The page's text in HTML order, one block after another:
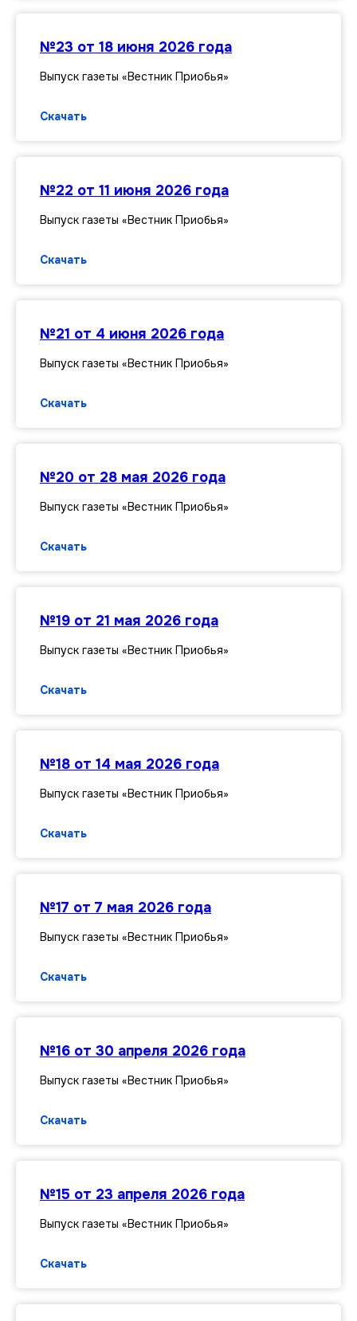
№23 от 18 июня 2026 года
Выпуск газеты «Вестник Приобья»
Скачать
№22 от 11 июня 2026 года
Выпуск газеты «Вестник Приобья»
Скачать
№21 от 4 июня 2026 года
Выпуск газеты «Вестник Приобья»
Скачать
№20 от 28 мая 2026 года
Выпуск газеты «Вестник Приобья»
Скачать
№19 от 21 мая 2026 года
Выпуск газеты «Вестник Приобья»
Скачать
№18 от 14 мая 2026 года
Выпуск газеты «Вестник Приобья»
Скачать
№17 от 7 мая 2026 года
Выпуск газеты «Вестник Приобья»
Скачать
№16 от 30 апреля 2026 года
Выпуск газеты «Вестник Приобья»
Скачать
№15 от 23 апреля 2026 года
Выпуск газеты «Вестник Приобья»
Скачать